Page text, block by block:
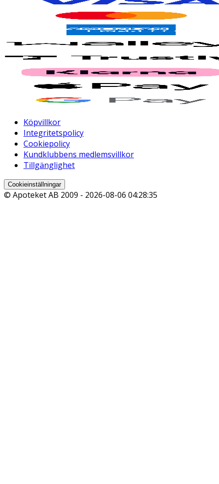
Köpvillkor
Integritetspolicy
Cookiepolicy
Kundklubbens medlemsvillkor
Tillgänglighet
Cookieinställningar
© Apoteket AB 2009 - 2026-08-06 04:28:35